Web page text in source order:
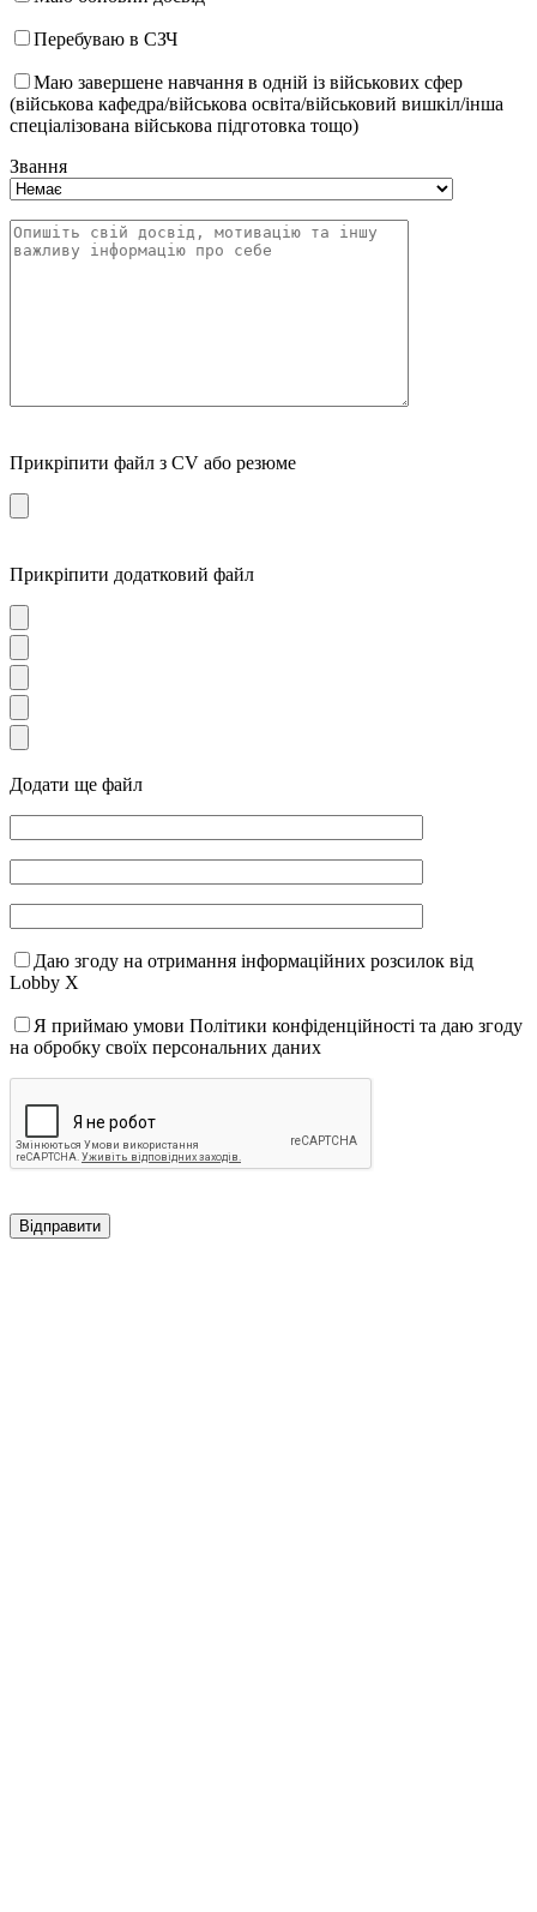
Перебуваю в СЗЧ
Маю завершене навчання в одній із військових сфер
(військова кафедра/військова освіта/військовий вишкіл/інша
спеціалізована військова підготовка тощо)
Звання
Прикріпити файл з CV або резюме
Прикріпити додатковий файл
Додати ще файл
Даю згоду на отримання інформаційних розсилок від
Lobby X
Я приймаю умови Політики конфіденційності та даю згоду
на обробку своїх персональних даних